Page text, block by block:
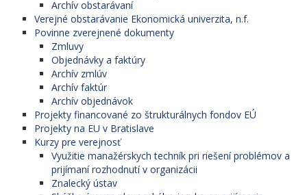
Archív obstarávaní
Verejné obstarávanie Ekonomická univerzita, n.f.
Povinne zverejnené dokumenty
Zmluvy
Objednávky a faktúry
Archív zmlúv
Archív faktúr
Archív objednávok
Projekty financované zo štrukturálnych fondov EÚ
Projekty na EU v Bratislave
Kurzy pre verejnosť
Využitie manažérskych techník pri riešení problémov a
prijímaní rozhodnutí v organizácii
Znalecký ústav